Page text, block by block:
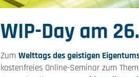
WIP-Day am
Zum Welttags des geistigen
kostenfreies Online-Seminar zum